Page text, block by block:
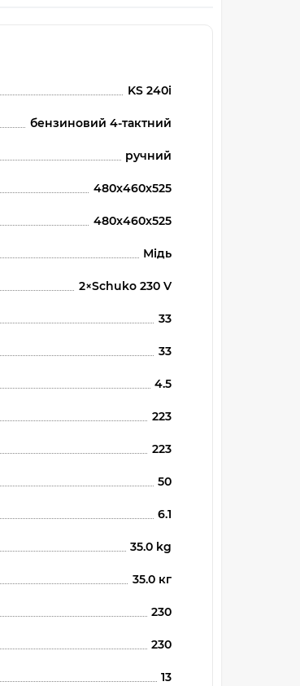
KS 240i
бензиновий 4-тактний
ручний
480x460x525
480x460x525
Мідь
2×Schuko 230 V
33
33
4.5
223
223
50
6.1
35.0 kg
35.0 кг
230
230
13